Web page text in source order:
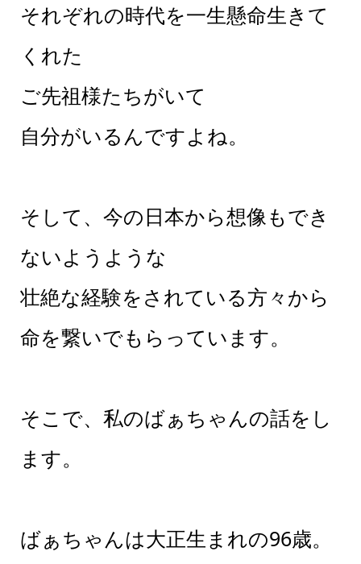
それぞれの時代を一生懸命生きて
くれた
ご先祖様たちがいて
自分がいるんですよね。
そして、今の日本から想像もでき
ないようような
壮絶な経験をされている方々から
命を繋いでもらっています。
そこで、私のばぁちゃんの話をし
ます。
ばぁちゃんは大正生まれの96歳。